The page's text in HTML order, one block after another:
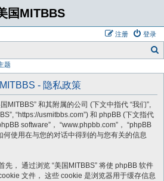
国MITBBS
登录
注册
题
- 隐私政策
MITBBS” 和其附属的公司 (下文中指代 “我们”,
“https://usmitbbs.com”) 和 phpBB (下文指代
software”， “www.phpbb.com”， “phpBB
何使用在与您的对话中得到的与您有关的信息
先， 通过浏览 “美国MITBBS” 将使 phpBB 软件
文件， 这些 cookie 是浏览器用于缓存信息